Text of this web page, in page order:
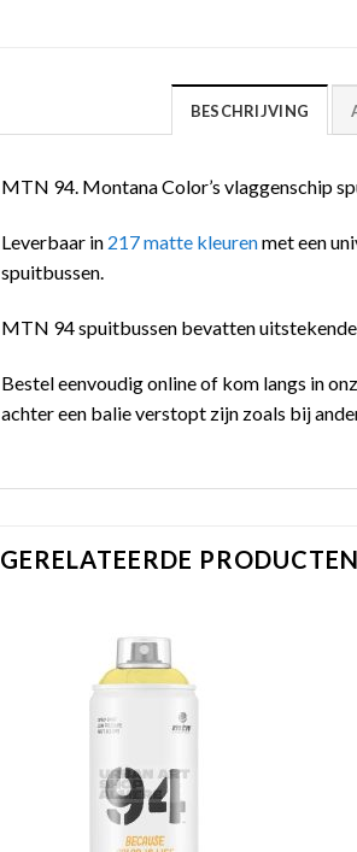
BESCHRIJVING
MTN 94. Montana Color’s vlaggenschip
Leverbaar in 217 matte kleurenmet een
spuitbussen.
MTN 94 spuitbussen bevatten
Bestel eenvoudig online of kom langs in
achter een balie verstopt zijn zoals bij
GERELATEERDE PRODUCTEN